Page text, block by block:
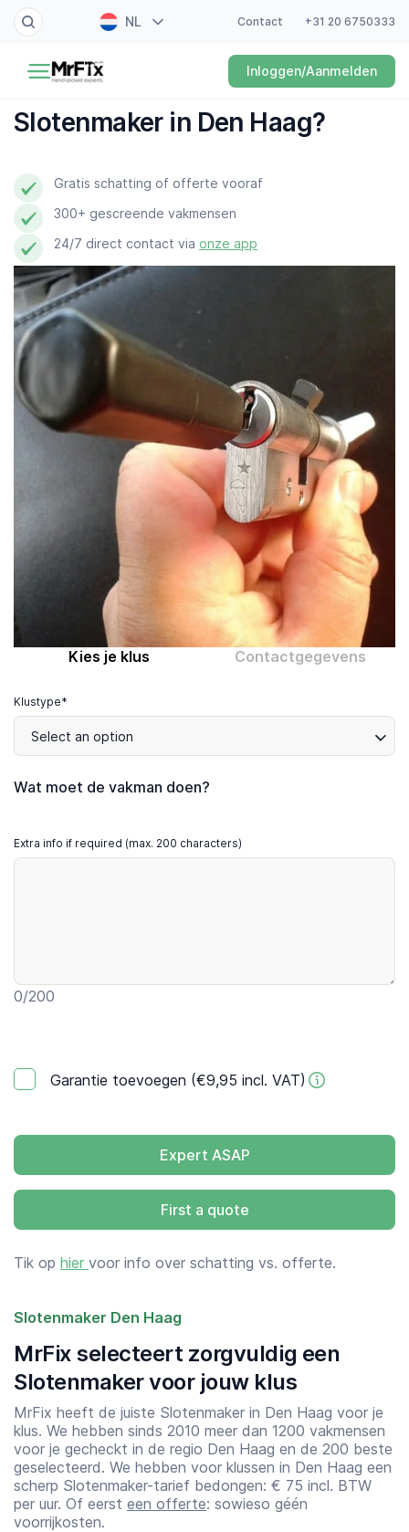
NL
FR
ES
Contact +31 20 6750333
Inloggen/Aanmelden
Schilder
Elektricien
Loodgieter
Slotenmaker
Witgoedmonteur
Hovenier
Schoonmaker
Computer expert
Over MrFix
Log in als vakman
Slotenmaker in Den Haag?
Gratis schatting of offerte vooraf
300+ gescreende vakmensen
24/7 direct contact via onze app
Kies je klus Contactgegevens
Klustype*
Select an option
Wat moet de vakman doen?
Extra info if required (max. 200 characters)
0/200
Garantie toevoegen (€9,95 incl. VAT)
Expert ASAP
First a quote
Tik op hier voor info over schatting vs. offerte.
Slotenmaker Den Haag
MrFix selecteert zorgvuldig een
Slotenmaker voor jouw klus
MrFix heeft de juiste Slotenmaker in Den Haag voor je
klus. We hebben sinds 2010 meer dan 1200 vakmensen
voor je gecheckt in de regio Den Haag en de 200 beste
geselecteerd. We hebben voor klussen in Den Haag een
scherp Slotenmaker-tarief bedongen: € 75 incl. BTW
per uur. Of eerst een offerte: sowieso géén
voorrijkosten.